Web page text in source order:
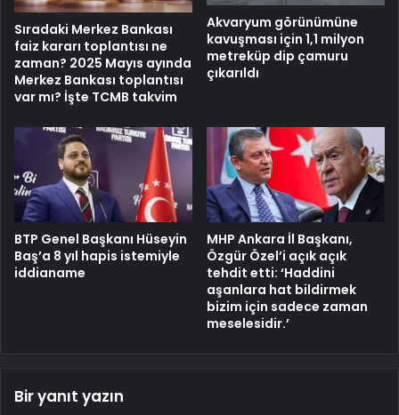
Sıradaki Merkez Bankası
faiz kararı toplantısı ne
zaman? 2025 Mayıs ayında
Merkez Bankası toplantısı
var mı? İşte TCMB takvim
Akvaryum görünümüne
kavuşması için 1,1 milyon
metreküp dip çamuru
çıkarıldı
BTP Genel Başkanı Hüseyin
Baş’a 8 yıl hapis istemiyle
iddianame
MHP Ankara İl Başkanı,
Özgür Özel’i açık açık
tehdit etti: ‘Haddini
aşanlara hat bildirmek
bizim için sadece zaman
meselesidir.’
Bir yanıt yazın